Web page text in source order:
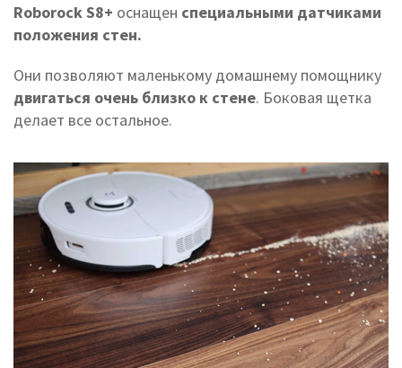
Roborock S8+ оснащен специальными датчиками
положения стен.
Они позволяют маленькому домашнему помощнику
двигаться очень близко к стене. Боковая щетка
делает все остальное.